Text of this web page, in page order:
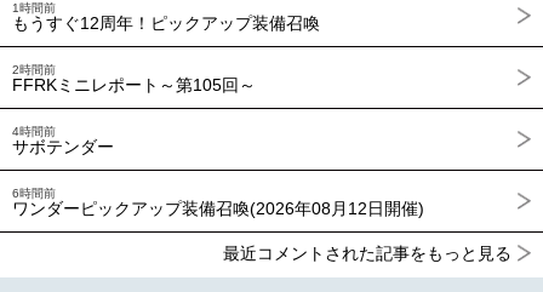
1時間前
もうすぐ12周年！ピックアップ装備召喚
2時間前
FFRKミニレポート～第105回～
4時間前
サボテンダー
6時間前
ワンダーピックアップ装備召喚(2026年08月12日開催)
最近コメントされた記事をもっと見る